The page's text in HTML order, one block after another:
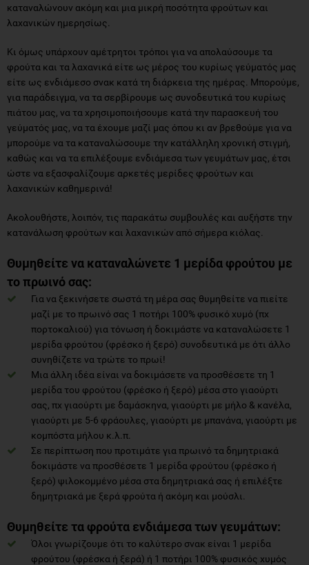
καταναλώνουν ακόμη και μια μικρή ποσότητα φρούτων και
λαχανικών ημερησίως.
Κι όμως υπάρχουν αμέτρητοι τρόποι για να απολαύσουμε τα
φρούτα και τα λαχανικά είτε ως μέρος του κυρίως γεύματός μας
είτε ως ενδιάμεσο σνακ κατά τη διάρκεια της ημέρας. Μπορούμε,
για παράδειγμα, να τα σερβίρουμε ως συνοδευτικά του κυρίως
πιάτου μας, να τα χρησιμοποιήσουμε κατά την παρασκευή του
γεύματός μας, να τα έχουμε μαζί μας όπου κι αν βρεθούμε για να
μπορούμε να τα καταναλώσουμε την κατάλληλη χρονική στιγμή,
καθώς και να τα επιλέξουμε ενδιάμεσα των γευμάτων μας, έτσι
ώστε να εξασφαλίζουμε αρκετές μερίδες φρούτων και
λαχανικών καθημερινά!
Ακολουθήστε, λοιπόν, τις παρακάτω συμβουλές και αυξήστε την
κατανάλωση φρούτων και λαχανικών από σήμερα κιόλας.
Θυμηθείτε να καταναλώνετε 1 μερίδα φρούτου με
το πρωινό σας:
Για να ξεκινήσετε σωστά τη μέρα σας θυμηθείτε να πιείτε
μαζί με το πρωινό σας 1 ποτήρι 100% φυσικό χυμό (πχ
πορτοκαλιού) για τόνωση ή δοκιμάστε να καταναλώσετε 1
μερίδα φρούτου (φρέσκο ή ξερό) συνοδευτικά με ότι άλλο
συνηθίζετε να τρώτε το πρωί!
Μια άλλη ιδέα είναι να δοκιμάσετε να προσθέσετε τη 1
μερίδα του φρούτου (φρέσκο ή ξερό) μέσα στο γιαούρτι
σας, πχ γιαούρτι με δαμάσκηνα, γιαούρτι με μήλο & κανέλα,
γιαούρτι με 5-6 φράουλες, γιαούρτι με μπανάνα, γιαούρτι με
κομπόστα μήλου κ.λ.π.
Σε περίπτωση που προτιμάτε για πρωινό τα δημητριακά
δοκιμάστε να προσθέσετε 1 μερίδα φρούτου (φρέσκο ή
ξερό) ψιλοκομμένο μέσα στα δημητριακά σας ή επιλέξτε
δημητριακά με ξερά φρούτα ή ακόμη και μούσλι.
Θυμηθείτε τα φρούτα ενδιάμεσα των γευμάτων:
Όλοι γνωρίζουμε ότι το καλύτερο σνακ είναι 1 μερίδα
φρούτου (φρέσκα ή ξερά) ή 1 ποτήρι 100% φυσικός χυμός